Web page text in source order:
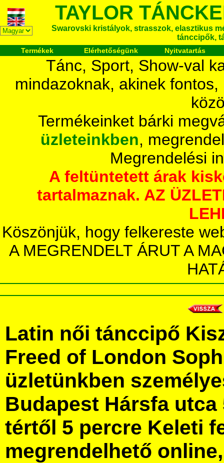
TAYLOR
Swarovski kristályok, strasszok, elasztikus
tánccipők,
Termékek Elérhetőségünk Nyitvatartás
Tánc, Sport, Show-val
mindazoknak, akinek
Termékeinket bárki
üzleteinkben,
Megrendelési
A feltüntetett árak
tartalmaznak. AZ
Köszönjük, hogy felkereste
A MEGRENDELT ÁRUT A
Latin női tánccipő
Freed of London
üzletünkben
Budapest Hársfa utca
tértől 5 percre Keleti
megrendelhető